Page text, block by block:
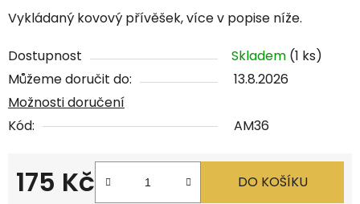
Vykládaný kovový přívěšek, více v popise níže.
Dostupnost Skladem (1 ks)
Můžeme doručit do:
13.8.2026
Možnosti doručení
Kód:
AM36
175 Kč DO KOŠÍKU